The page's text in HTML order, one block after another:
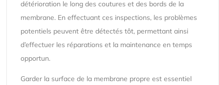
détérioration le long des coutures et des bords de la
membrane. En effectuant ces inspections, les problèmes
potentiels peuvent être détectés tôt, permettant ainsi
d’effectuer les réparations et la maintenance en temps
opportun.
Garder la surface de la membrane propre est essentiel